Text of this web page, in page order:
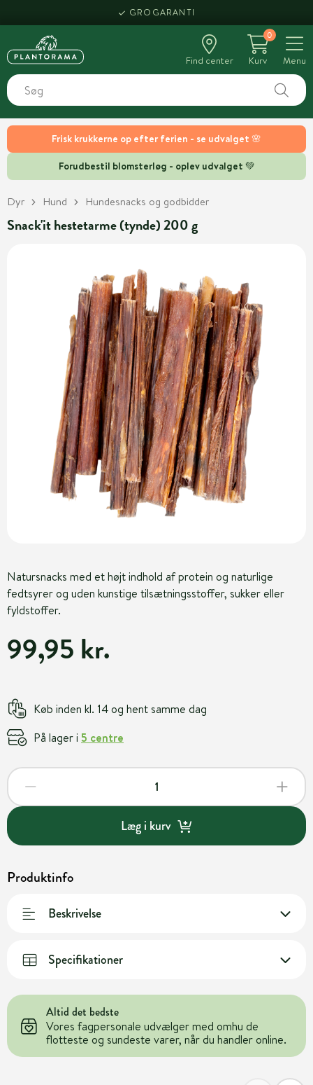
Frisk krukkerne op efter ferien - se udvalget 🌸
Forudbestil blomsterløg - oplev udvalget 💚
GROGARANTI
Find center
0
Kurv
Menu
Dyr Hund Hundesnacks og godbidder
Snack'it hestetarme (tynde) 200 g
Natursnacks med et højt indhold af protein og naturlige
fedtsyrer og uden kunstige tilsætningsstoffer, sukker eller
fyldstoffer.
99,95 kr.
Køb inden kl. 14 og hent samme dag
På lager i 5 centre
Læg i kurv
Produktinfo
Beskrivelse
Specifikationer
Altid det bedste
Vores fagpersonale udvælger med omhu de
flotteste og sundeste varer, når du handler online.